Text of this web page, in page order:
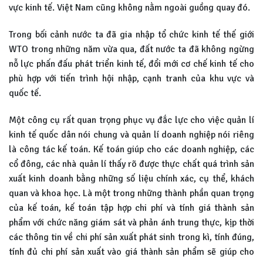
vực kinh tế. Việt Nam cũng không nằm ngoài guồng quay đó.
Trong bối cảnh nước ta đã gia nhập tổ chức kinh tế thế giới
WTO trong những năm vừa qua, đất nước ta đã không ngừng
nỗ lực phấn đấu phát triển kinh tế, đổi mới cơ chế kinh tế cho
phù hợp với tiến trình hội nhập, cạnh tranh của khu vực và
quốc tế.
Một công cụ rất quan trọng phục vụ đắc lực cho việc quản lí
kinh tế quốc dân nói chung và quản lí doanh nghiệp nói riêng
là công tác kế toán. Kế toán giúp cho các doanh nghiệp, các
cổ đông, các nhà quản lí thấy rõ được thực chất quá trình sản
xuất kinh doanh bằng những số liệu chính xác, cụ thể, khách
quan và khoa học. Là một trong những thành phần quan trọng
của kế toán, kế toán tập hợp chi phí và tính giá thành sản
phẩm với chức năng giám sát và phản ánh trung thực, kịp thời
các thông tin về chi phí sản xuất phát sinh trong kì, tính đúng,
tính đủ chi phí sản xuất vào giá thành sản phẩm sẽ giúp cho